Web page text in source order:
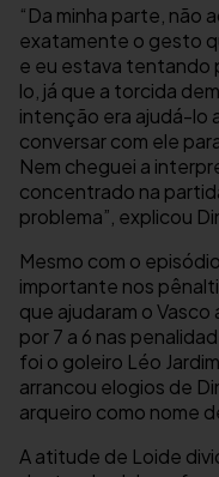
“Da minha parte, não
exatamente o gesto
e eu estava tentando
lo, já que a torcida
intenção era ajudá-lo
conversar com ele
Nem cheguei a
concentrado na
problema”, explicou
Mesmo com o
importante nos
que ajudaram o
por 7 a 6 nas
foi o goleiro Léo
arrancou elogios de
arqueiro como nome
A atitude de Loide